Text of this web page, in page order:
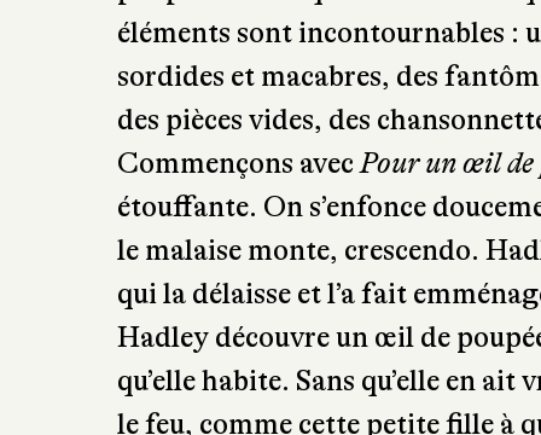
éléments sont incontournables :
sordides et macabres, des
des pièces vides, des
Commençons avecPour un œil de
étouffante. On s’enfonce
le malaise monte, crescendo.
qui la délaisse et l’a fait
Hadley découvre un œil de
qu’elle habite. Sans qu’elle en
le feu, comme cette petite fille à